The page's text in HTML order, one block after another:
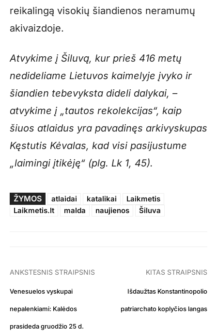
reikalingą visokių šiandienos neramumų
akivaizdoje.
Atvykime į Šiluvą, kur prieš 416 metų
nedideliame Lietuvos kaimelyje įvyko ir
šiandien tebevyksta dideli dalykai, –
atvykime į „tautos rekolekcijas“, kaip
šiuos atlaidus yra pavadinęs arkivyskupas
Kęstutis Kėvalas, kad visi pasijustume
„laimingi įtikėję“ (plg. Lk 1, 45).
ŽYMOS atlaidai katalikai
Laikmetis
Laikmetis.lt
malda naujienos Šiluva
ANKSTESNIS STRAIPSNIS
Venesuelos vyskupai
nepalenkiami: Kalėdos
prasideda gruodžio 25 d.
KITAS STRAIPSNIS
Išdaužtas Konstantinopolio
patriarchato koplyčios langas